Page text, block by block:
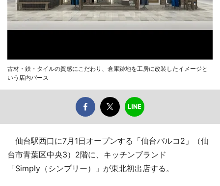
古材・鉄・タイルの質感にこだわり、倉庫跡地を工房に改装したイメージと
いう店内パース
仙台駅西口に7月1日オープンする「仙台パルコ2」（仙
台市青葉区中央3）2階に、キッチンブランド
「Simply（シンプリー）」が東北初出店する。